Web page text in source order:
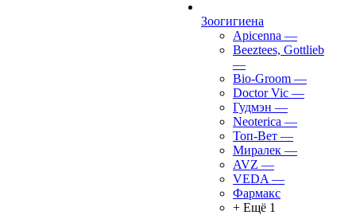
Зоогигиена
Apicenna —
Beeztees, Gottlieb
—
Bio-Groom —
Doctor Vic —
Гудмэн —
Neoterica —
Топ-Вет —
Миралек —
AVZ —
VEDA —
Фармакс
+ Ещё 1